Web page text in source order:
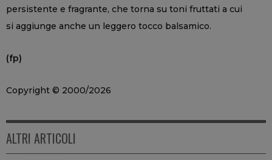
persistente e fragrante, che torna su toni fruttati a cui
si aggiunge anche un leggero tocco balsamico.
(fp)
Copyright © 2000/2026
ALTRI ARTICOLI